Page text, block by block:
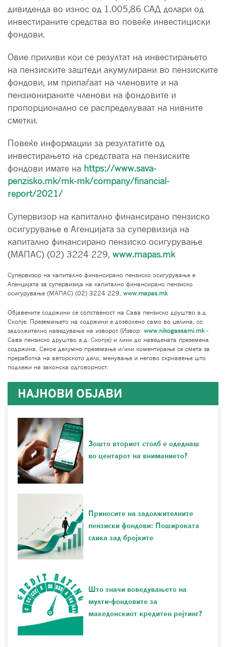
дивиденда во износ од 1.005,86 САД долари од
инвестираните средства во повеќе инвестициски
фондови.
Овие приливи кои се резултат на инвестирањето
на пензиските заштеди акумулирани во пензиските
фондови, им припаѓаат на членовите и на
пензионираните членови на фондовите и
пропорционално се распределуваат на нивните
сметки.
Повеќе информации за резултатите од
инвестирањето на средствата на пензиските
фондови имате на https://www.sava-
penzisko.mk/mk-mk/company/financial-
report/2021/
Супервизор на капитално финансирано пензиско
осигурување е Агенцијата за супервизија на
капитално финансирано пензиско осигурување
(МАПАС) (02) 3224 229, www.mapas.mk
Супервизор на капитално финансирано пензиско осигурување е
Агенцијата за супервизија на капитално финансирано пензиско
осигурување (МАПАС) (02) 3224 229, www.mapas.mk
Објавените содржини се сопственост на Сава пензиско друштво а.д.
Скопје. Преземањето на содржини е дозволено само во целина, со
задолжително наведување на изворот (Извор: www.nikogassami.mk-
Сава пензиско друштво а.д. Скопје) и линк до наведената преземена
содржина. Секое делумно преземање и/или коментирање се смета за
преработка на авторското дело, менување и негово скрнавење што
подлежи на законска одговорност.
НАЈНОВИ ОБЈАВИ
Зошто вториот столб е одеднаш
во центарот на вниманието?
Приносите на задолжителните
пензиски фондови: Пошироката
слика зад бројките
Што значи воведувањето на
мулти-фондовите за
македонскиот кредитен рејтинг?